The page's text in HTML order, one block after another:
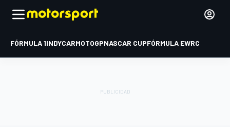
FÓRMULA 1INDYCARMOTOGPNASCAR CUPFÓRMULA EWRC